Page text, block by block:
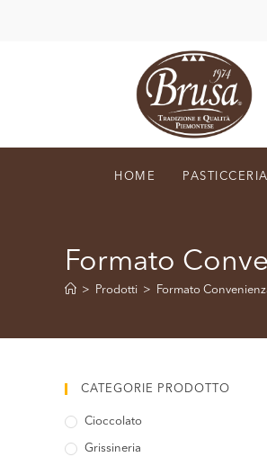
HOME PASTICCERIA
Formato
> Prodotti > Formato
CATEGORIE PRODOTTO
Cioccolato
Grissineria